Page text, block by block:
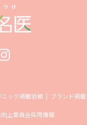
ニック掲載依頼 ブランド掲
上委員会採用情報